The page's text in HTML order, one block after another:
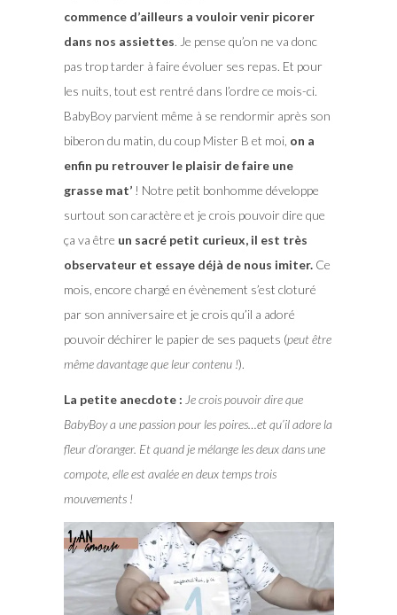
commence d’ailleurs a vouloir venir picorer
dans nos assiettes. Je pense qu’on ne va donc
pas trop tarder à faire évoluer ses repas. Et pour
les nuits, tout est rentré dans l’ordre ce mois-ci.
BabyBoy parvient même à se rendormir après son
biberon du matin, du coup Mister B et moi, on a
enfin pu retrouver le plaisir de faire une
grasse mat’! Notre petit bonhomme développe
surtout son caractère et je crois pouvoir dire que
ça va être un sacré petit curieux, il est très
observateur et essaye déjà de nous imiter.Ce
mois, encore chargé en évènement s’est cloturé
par son anniversaire et je crois qu’il a adoré
pouvoir déchirer le papier de ses paquets (peut être
même davantage que leur contenu !).
La petite anecdote : Je crois pouvoir dire que
BabyBoy a une passion pour les poires…et qu’il adore la
fleur d’oranger. Et quand je mélange les deux dans une
compote, elle est avalée en deux temps trois
mouvements !